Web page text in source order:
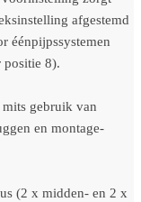
afgestemd
éénpijpssystemen
positie 8).
gebruik van
en montage-
(2 x midden- en 2 x